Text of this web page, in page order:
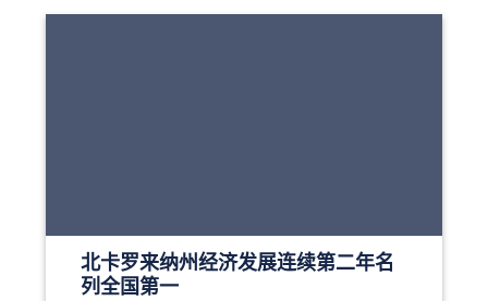
北卡罗来纳州经济发展连续第二年名
列全国第一